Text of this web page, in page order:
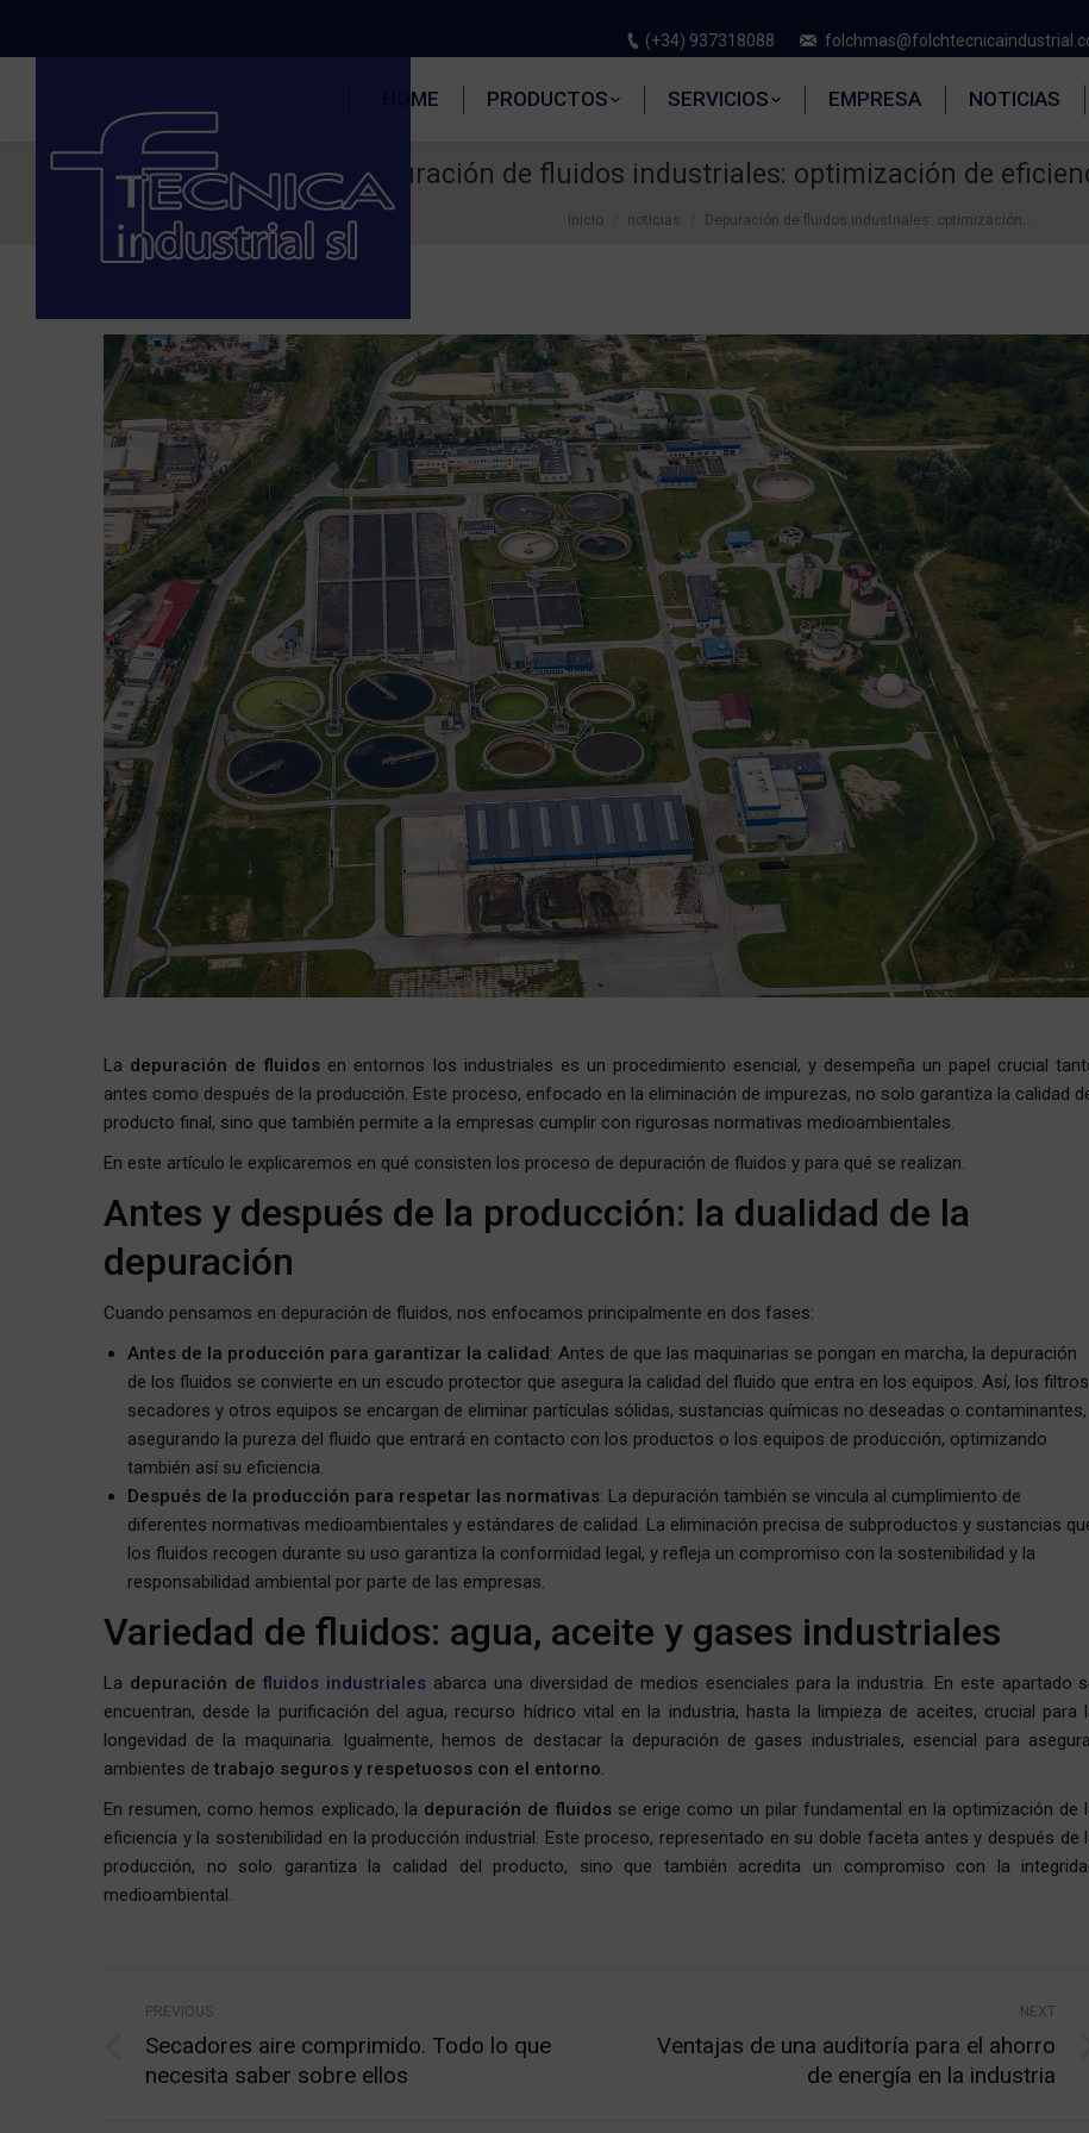
(+34) 937318088
HOME PRODUCTOS SERVICIOS EMPRESA NOTICIAS
Depuración de fluidos industriales: optimización de
Estás aquí: Inicio noticias Depuración de fluidos industriales: optimización…
La depuración de fluidos en entornos los industriales es un procedimiento esencial, y desempeña un papel crucial
antes como después de la producción. Este proceso, enfocado en la eliminación de impurezas, no solo garantiza la calidad
producto final, sino que también permite a la empresas cumplir con rigurosas normativas medioambientales.
En este artículo le explicaremos en qué consisten los proceso de depuración de fluidos y para qué se realizan.
Antes y después de la producción: la dualidad de la
depuración
Cuando pensamos en depuración de fluidos, nos enfocamos principalmente en dos fases:
Antes de la producción para garantizar la calidad: Antes de que las maquinarias se pongan en marcha, la depuración
de los fluidos se convierte en un escudo protector que asegura la calidad del fluido que entra en los equipos. Así, los
secadores y otros equipos se encargan de eliminar partículas sólidas, sustancias químicas no deseadas o contaminantes,
asegurando la pureza del fluido que entrará en contacto con los productos o los equipos de producción, optimizando
también así su eficiencia.
Después de la producción para respetar las normativas: La depuración también se vincula al cumplimiento de
diferentes normativas medioambientales y estándares de calidad. La eliminación precisa de subproductos y sustancias
los fluidos recogen durante su uso garantiza la conformidad legal, y refleja un compromiso con la sostenibilidad y la
responsabilidad ambiental por parte de las empresas.
Variedad de fluidos: agua, aceite y gases industriales
La depuración de fluidos industriales abarca una diversidad de medios esenciales para la industria. En este apartado
encuentran, desde la purificación del agua, recurso hídrico vital en la industria, hasta la limpieza de aceites, crucial para
longevidad de la maquinaria. Igualmente, hemos de destacar la depuración de gases industriales, esencial para
ambientes de trabajo seguros y respetuosos con el entorno.
En resumen, como hemos explicado, la depuración de fluidos se erige como un pilar fundamental en la optimización de
eficiencia y la sostenibilidad en la producción industrial. Este proceso, representado en su doble faceta antes y después de
producción, no solo garantiza la calidad del producto, sino que también acredita un compromiso con la
medioambiental.
navigation
PREVIOUS
Previous
post:
Secadores aire comprimido. Todo lo que
necesita saber sobre ellos
NEXT
NextVentajas de una auditoría para el ahorro
de energía en la industria